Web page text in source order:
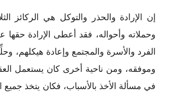
إن الإرادة والحذر والتوكل هي الركائز
وحملاته وأحواله، فقد أعطى الإرادة حقها
الفرد والأسرة والمجتمع وإعادة هيكلهم،
وموفقه، ومن ناحية أخرى كان يستعمل
في مسألة الأخذ بالأسباب، فكان يتخذ